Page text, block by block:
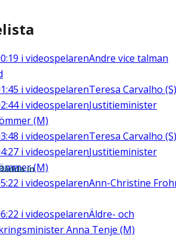
i videospelarenAndre vice talman
i videospelarenTeresa Carvalho (S)
i videospelarenJustitieminister
(M)
i videospelarenTeresa Carvalho (S)
i videospelarenJustitieminister
(M)
i videospelarenAnn-Christine
i videospelarenÄldre- och
Anna Tenje (M)
in